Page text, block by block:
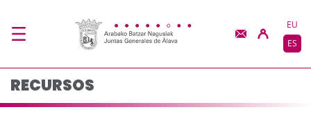
Recursos - JJGG-
EU
ES
RECURSOS